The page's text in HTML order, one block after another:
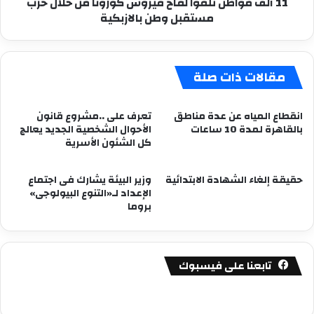
مستقبل وطن بالازبكية
مقالات ذات صلة
انقطاع المياه عن عدة مناطق
بالقاهرة لمدة 10 ساعات
تعرف على ..مشروع قانون
الأحوال الشخصية الجديد يعالج
كل الشئون الأسرية
حقيقة إلغاء الشهادة الابتدائية وزير البيئة يشارك فى اجتماع
الإعداد لـ«التنوع البيولوجى»
بروما
تابعنا على فيسبوك